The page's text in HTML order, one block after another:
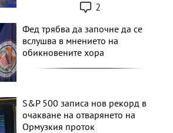
2
Фед трябва да започне да се
вслушва в мнението на
обикновените хора
S&P 500 записа нов рекорд в
очакване на отварянето на
Ормузкия проток